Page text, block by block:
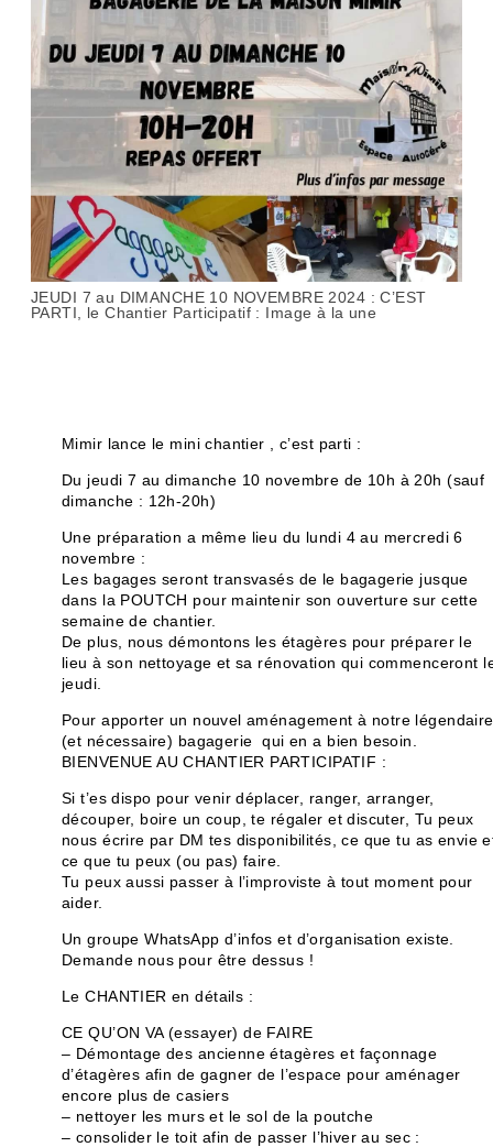
JEUDI 7 au DIMANCHE 10 NOVEMBRE 2024 : C’EST
PARTI, le Chantier Participatif : Image à la une
Mimir lance le mini chantier , c’est parti :
Du jeudi 7 au dimanche 10 novembre de 10h à 20h (sauf
dimanche : 12h-20h)
Une préparation a même lieu du lundi 4 au mercredi 6
novembre :
Les bagages seront transvasés de le bagagerie jusque
dans la POUTCH pour maintenir son ouverture sur cette
semaine de chantier.
De plus, nous démontons les étagères pour préparer le
lieu à son nettoyage et sa rénovation qui commenceront
jeudi.
Pour apporter un nouvel aménagement à notre légendaire
(et nécessaire) bagagerie qui en a bien besoin.
BIENVENUE AU CHANTIER PARTICIPATIF :
Si t’es dispo pour venir déplacer, ranger, arranger,
découper, boire un coup, te régaler et discuter, Tu peux
nous écrire par DM tes disponibilités, ce que tu as envie
ce que tu peux (ou pas) faire.
Tu peux aussi passer à l’improviste à tout moment pour
aider.
Un groupe WhatsApp d’infos et d’organisation existe.
Demande nous pour être dessus !
Le CHANTIER en détails :
CE QU’ON VA (essayer) de FAIRE
– Démontage des ancienne étagères et façonnage
d’étagères afin de gagner de l’espace pour aménager
encore plus de casiers
– nettoyer les murs et le sol de la poutche
– consolider le toit afin de passer l’hiver au sec :